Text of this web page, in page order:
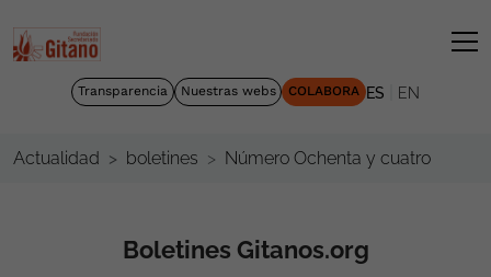
Transparencia Nuestras webs COLABORA ES EN
Actualidad boletines Número Ochenta y cuatro
Boletines Gitanos.org